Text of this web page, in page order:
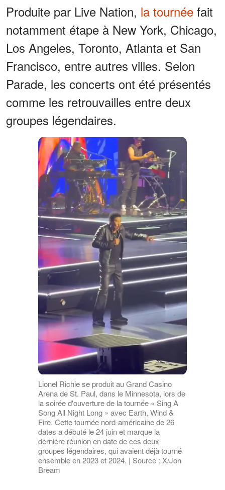
Produite par Live Nation, la tournée fait
notamment étape à New York, Chicago,
Los Angeles, Toronto, Atlanta et San
Francisco, entre autres villes. Selon
Parade, les concerts ont été présentés
comme les retrouvailles entre deux
groupes légendaires.
Lionel Richie se produit au Grand Casino
Arena de St. Paul, dans le Minnesota, lors de
la soirée d'ouverture de la tournée « Sing A
Song All Night Long » avec Earth, Wind &
Fire. Cette tournée nord-américaine de 26
dates a débuté le 24 juin et marque la
dernière réunion en date de ces deux
groupes légendaires, qui avaient déjà tourné
ensemble en 2023 et 2024. | Source : X/Jon
Bream